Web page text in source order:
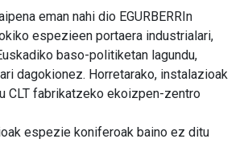
eman nahi dio EGURBERRIn
espezieen portaera industrialari,
baso-politiketan lagundu,
dagokionez. Horretarako, instalazioak
CLT fabrikatzeko ekoizpen-zentro
espezie koniferoak baino ez ditu